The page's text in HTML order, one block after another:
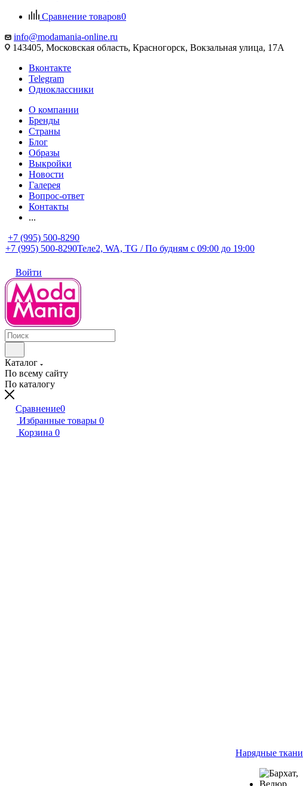
Сравнение товаров0
info@modamania-online.ru
143405, Московская область, Красногорск, Вокзальная улица, 17А
Вконтакте
Telegram
Одноклассники
О компании
Бренды
Страны
Блог
Образы
Выкройки
Новости
Галерея
Вопрос-ответ
Контакты
...
+7 (995) 500-8290
+7 (995) 500-8290Теле2, WA, TG / По будням c 09:00 до 19:00
Войти
Каталог
По всему сайту
По каталогу
Сравнение0
Избранные товары 0
Корзина 0
Нарядные ткани